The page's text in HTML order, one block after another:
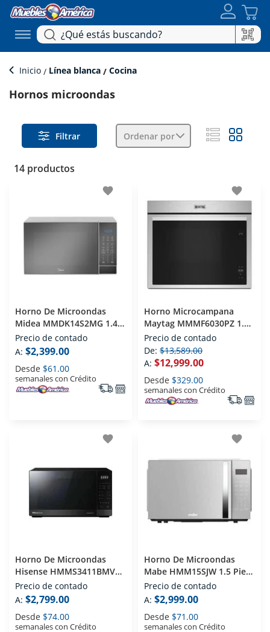
Inicio Línea blanca Cocina
Hornos microondas
Filtrar Ordenar por
14 productos
favorite
Horno De Microondas
Midea MMDK14S2MG 1.4
Pies Plata / Negro
Precio de contado
A: $2,399.00
Desde $61.00
semanales con Crédito
favorite
Horno Microcampana
Maytag MMMF6030PZ 1.1
Pies Acero Inoxidable
Precio de contado
De: $13,589.00
A: $12,999.00
Desde $329.00
semanales con Crédito
favorite
Horno De Microondas
Hisense HMMS3411BMV
1.4 Pies Negro
Precio de contado
A: $2,799.00
Desde $74.00
semanales con Crédito
favorite
Horno De Microondas
Mabe HMM15SJW 1.5 Pies
Gris
Precio de contado
A: $2,999.00
Desde $71.00
semanales con Crédito